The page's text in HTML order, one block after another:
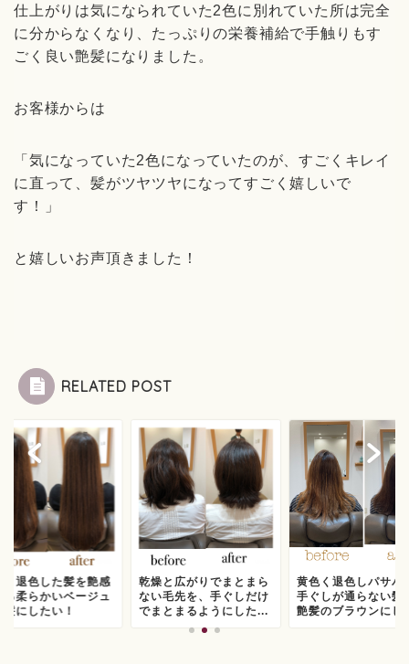
仕上がりは気になられていた2色に別れていた所は完全
に分からなくなり、たっぷりの栄養補給で手触りもす
ごく良い艶髪になりました。
お客様からは
「気になっていた2色になっていたのが、すごくキレイ
に直って、髪がツヤツヤになってすごく嬉しいで
す！」
と嬉しいお声頂きました！
RELATED POST
く退色した髪を艶感
る柔らかいベージュ
髪にしたい！
乾燥と広がりでまとまら
ない毛先を、手ぐしだけ
でまとまるようにした...
黄色く退色しパサパ
手ぐしが通らない髪
艶髪のブラウンにし